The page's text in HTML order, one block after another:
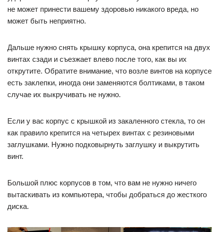
не может принести вашему здоровью никакого вреда, но
может быть неприятно.
Дальше нужно снять крышку корпуса, она крепится на двух
винтах сзади и съезжает влево после того, как вы их
открутите. Обратите внимание, что возле винтов на корпусе
есть заклепки, иногда они заменяются болтиками, в таком
случае их выкручивать не нужно.
Если у вас корпус с крышкой из закаленного стекла, то он
как правило крепится на четырех винтах с резиновыми
заглушками. Нужно подковырнуть заглушку и выкрутить
винт.
Большой плюс корпусов в том, что вам не нужно ничего
вытаскивать из компьютера, чтобы добраться до жесткого
диска.